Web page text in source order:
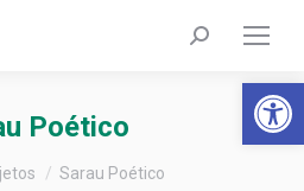
Barra de
Search:
Poético
Sarau Poético